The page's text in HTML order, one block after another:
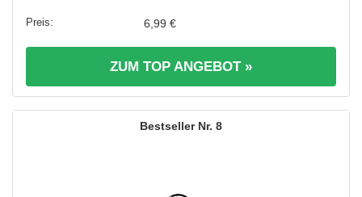
6,99 €
ZUM TOP ANGEBOT »
8